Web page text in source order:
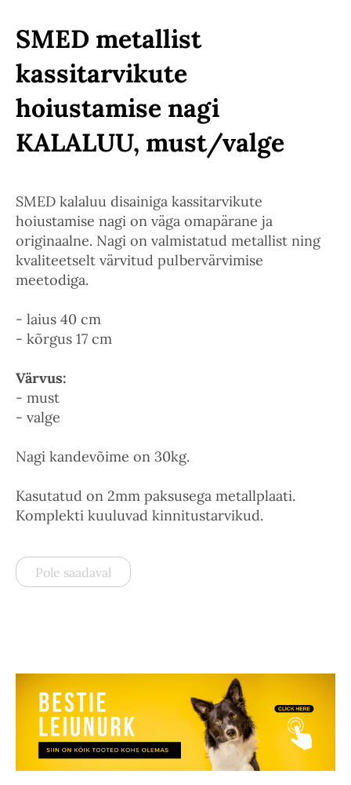
SMED metallist
kassitarvikute
hoiustamise nagi
KALALUU, must/valge
SMED kalaluu disainiga kassitarvikute
hoiustamise nagi on väga omapärane ja
originaalne. Nagi on valmistatud metallist ning
kvaliteetselt värvitud pulbervärvimise
meetodiga.
- laius 40 cm
- kõrgus 17 cm
Värvus:
- must
- valge
Nagi kandevõime on 30kg.
Kasutatud on 2mm paksusega metallplaati.
Komplekti kuuluvad kinnitustarvikud.
Pole saadaval